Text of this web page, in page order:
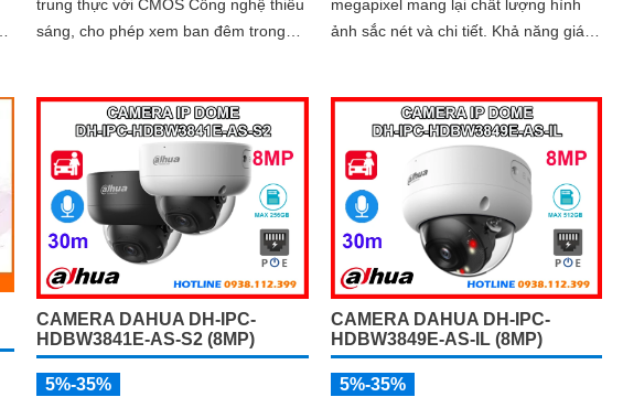
trung thực với CMOS Công nghệ thiếu
sáng, cho phép xem ban đêm trong
được quản lý từ xa
megapixel mang lại chất lượng hình
ảnh sắc nét và chi tiết. Khả năng giám
CAMERA DAHUA DH-IPC-
HDBW3841E-AS-S2 (8MP)
5%-35%
CAMERA DAHUA DH-IPC-
HDBW3849E-AS-IL (8MP)
5%-35%